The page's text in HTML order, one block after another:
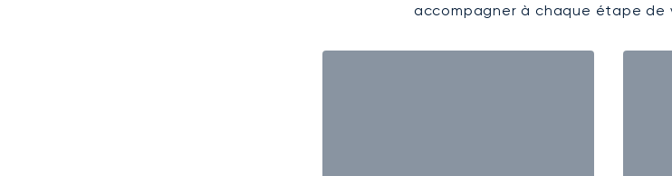
accompagner à chaque étape de